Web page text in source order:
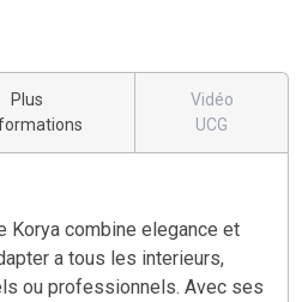
Plus
Vidéo
UCG
Korya combine elegance et
a tous les interieurs,
ou professionnels. Avec ses